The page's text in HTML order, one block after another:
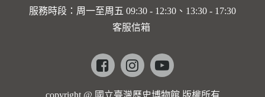
服務時段：周一至周五 09:30 - 12:30、13:30 - 17:30
客服信箱
Facebookinstagramyoutube
copyright @ 國立臺灣歷史博物館 版權所有